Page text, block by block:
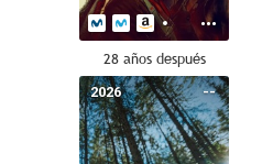
28 años después
--
2026